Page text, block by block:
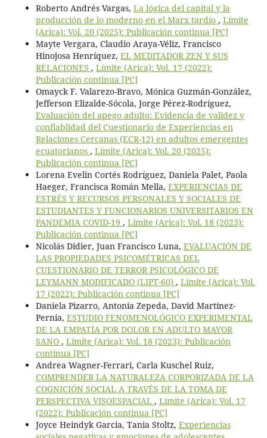
Roberto Andrés Vargas, La lógica del capital y la
producción de lo moderno en el Marx tardío , Límite
(Arica): Vol. 20 (2025): Publicación continua [PC]
Mayte Vergara, Claudio Araya-Véliz, Francisco
Hinojosa Henríquez, EL MEDITADOR ZEN Y SUS
RELACIONES , Límite (Arica): Vol. 17 (2022):
Publicación continua [PC]
Omayck F. Valarezo-Bravo, Mónica Guzmán-González,
Jefferson Elizalde-Sócola, Jorge Pérez-Rodríguez,
Evaluación del apego adulto: Evidencia de validez y
confiablidad del Cuestionario de Experiencias en
Relaciones Cercanas (ECR-12) en adultos emergentes
ecuatorianos , Límite (Arica): Vol. 20 (2025):
Publicación continua [PC]
Lorena Evelin Cortés Rodríguez, Daniela Palet, Paola
Haeger, Francisca Román Mella, EXPERIENCIAS DE
ESTRÉS Y RECURSOS PERSONALES Y SOCIALES DE
ESTUDIANTES Y FUNCIONARIOS UNIVERSITARIOS EN
PANDEMIA COVID-19 , Límite (Arica): Vol. 18 (2023):
Publicación continua [PC]
Nicolás Didier, Juan Francisco Luna, EVALUACIÓN DE
LAS PROPIEDADES PSICOMÉTRICAS DEL
CUESTIONARIO DE TERROR PSICOLÓGICO DE
LEYMANN MODIFICADO (LIPT-60) , Límite (Arica): Vol.
17 (2022): Publicación continua [PC]
Daniela Pizarro, Antonia Zepeda, David Martínez-
Pernía, ESTUDIO FENOMENOLÓGICO EXPERIMENTAL
DE LA EMPATÍA POR DOLOR EN ADULTO MAYOR
SANO , Límite (Arica): Vol. 18 (2023): Publicación
continua [PC]
Andrea Wagner-Ferrari, Carla Kuschel Ruiz,
COMPRENDER LA NATURALEZA CORPORIZADA DE LA
COGNICIÓN SOCIAL A TRAVÉS DE LA TOMA DE
PERSPECTIVA VISOESPACIAL , Límite (Arica): Vol. 17
(2022): Publicación continua [PC]
Joyce Heindyk Garcia, Tania Stoltz, Experiencias